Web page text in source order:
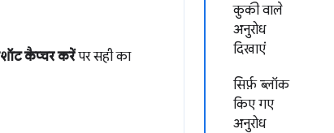
कुकी वाले
अनुरोध
दिखाएं
सिर्फ़ ब्लॉक
किए गए
अनुरोध
कैप्चर करेंपर सही का